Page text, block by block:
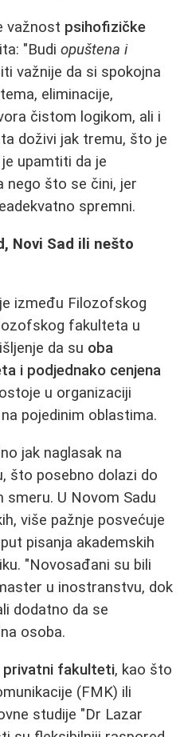
važnost psihofizičke
"Budi opuštena i
važnije da si spokojna
eliminacije,
čistom logikom, ali i
doživi jak tremu, što je
upamtiti da je
nego što se čini, jer
spremni.
Novi Sad ili nešto
između Filozofskog
fakulteta u
da su oba
i podjednako cenjena
u organizaciji
pojedinim oblastima.
jak naglasak na
što posebno dolazi do
U Novom Sadu
više pažnje posvećuje
pisanja akademskih
"Novosađani su bili
u inostranstvu, dok
dodatno da se
osoba.
privatni fakulteti, kao što
(FMK) ili
studije "Dr Lazar